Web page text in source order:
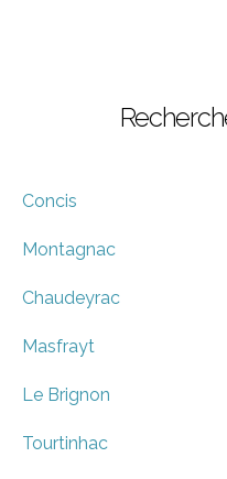
Concis
Montagnac
Chaudeyrac
Masfrayt
Le Brignon
Tourtinhac